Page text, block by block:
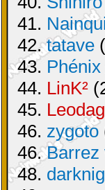
41.
42.tatave
43. Phénix
44. LinK²
45.
46. zygoto
46.Barrez
48.